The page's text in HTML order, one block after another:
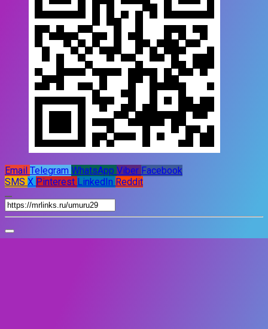
Email Telegram WhatsApp Viber Facebook
SMS X Pinterest LinkedIn Reddit